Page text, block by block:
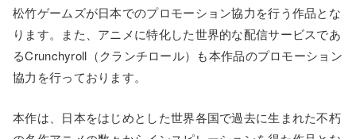
松竹ゲームズが日本でのプロモーション協力を行う作品とな
ります。また、アニメに特化した世界的な配信サービスであ
るCrunchyroll（クランチロール）も本作品のプロモーション
協力を行っております。
本作は、日本をはじめとした世界各国で過去に生まれた不朽